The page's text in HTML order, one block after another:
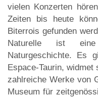
vielen Konzerten
Zeiten bis heute
Biterrois gefunden
Naturelle ist
Naturgeschichte. Es
Espace-Taurin,
zahlreiche Werke von
Museum für